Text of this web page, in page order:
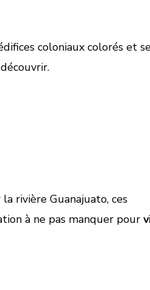
coloniaux colorés et
rivière Guanajuato, ces
à ne pas manquer pour